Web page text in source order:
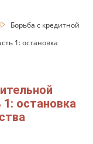
Борьба с кредитной
1: остановка
остановка